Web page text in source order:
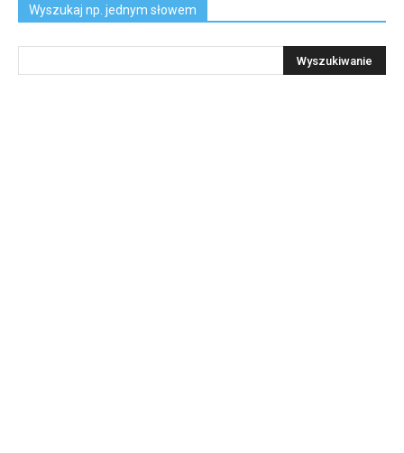
Wyszukaj np. jednym słowem